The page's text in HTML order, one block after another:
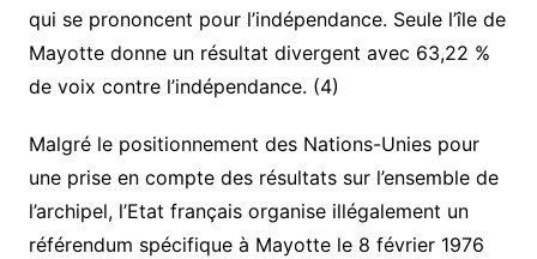
qui se prononcent pour l’indépendance. Seule l’île de
Mayotte donne un résultat divergent avec 63,22 %
de voix contre l’indépendance. (4)
Malgré le positionnement des Nations-Unies pour
une prise en compte des résultats sur l’ensemble de
l’archipel, l’Etat français organise illégalement un
référendum spécifique à Mayotte le 8 février 1976